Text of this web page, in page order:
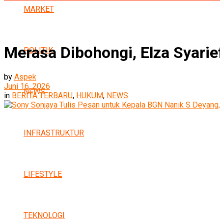
MARKET
POLITIK
NEWS
INFRASTRUKTUR
LIFESTYLE
TEKNOLOGI
Merasa Dibohongi, Elza
by Aspek
Juni 16, 2026
in BERITA TERBARU, HUKUM, NEWS